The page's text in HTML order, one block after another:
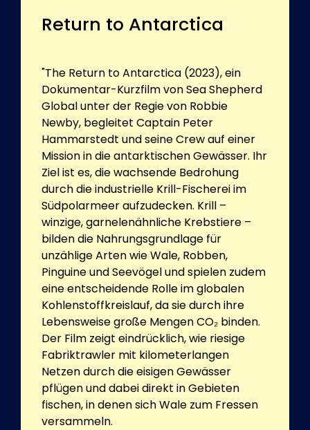
Return to Antarctica
"The Return to Antarctica (2023), ein
Dokumentar-Kurzfilm von Sea Shepherd
Global unter der Regie von Robbie
Newby, begleitet Captain Peter
Hammarstedt und seine Crew auf einer
Mission in die antarktischen Gewässer. Ihr
Ziel ist es, die wachsende Bedrohung
durch die industrielle Krill-Fischerei im
Südpolarmeer aufzudecken. Krill –
winzige, garnelenähnliche Krebstiere –
bilden die Nahrungsgrundlage für
unzählige Arten wie Wale, Robben,
Pinguine und Seevögel und spielen zudem
eine entscheidende Rolle im globalen
Kohlenstoffkreislauf, da sie durch ihre
Lebensweise große Mengen CO₂ binden.
Der Film zeigt eindrücklich, wie riesige
Fabriktrawler mit kilometerlangen
Netzen durch die eisigen Gewässer
pflügen und dabei direkt in Gebieten
fischen, in denen sich Wale zum Fressen
versammeln.